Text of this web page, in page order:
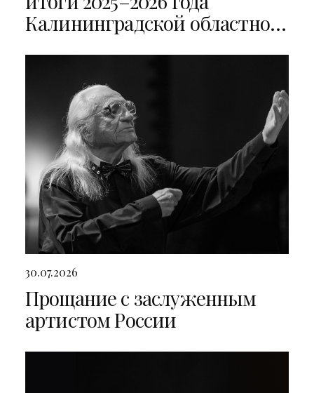
Калининградской областной
30.07.2026
Прощание с заслуженным
артистом России